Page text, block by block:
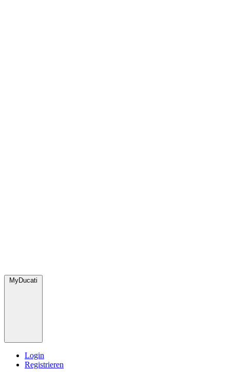
MyDucati
Login
Registrieren